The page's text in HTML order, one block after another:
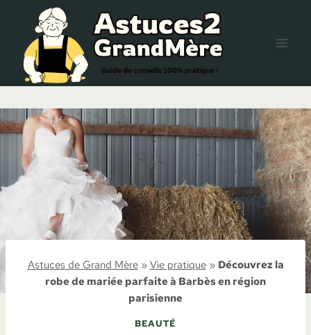
contenu
Astuces de Grand Mère»Vie pratique» Découvrez la
robe de mariée parfaite à Barbès en région
parisienne
BEAUTÉ